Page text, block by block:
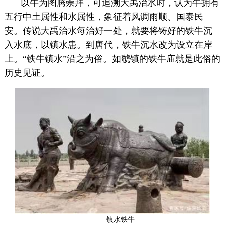
以牛为图腾崇拜，可追溯大禹治水时，认为牛拥有
五行中土属性和水属性，象征着风调雨顺、国泰民
安。传说大禹治水每治好一处，就要将铸好的铁牛沉
入水底，以镇水患。到唐代，铁牛沉水改为设立在岸
上。“铁牛镇水”沿之为俗。如虢镇的铁牛庙就是此俗的
历史见证。
镇水铁牛